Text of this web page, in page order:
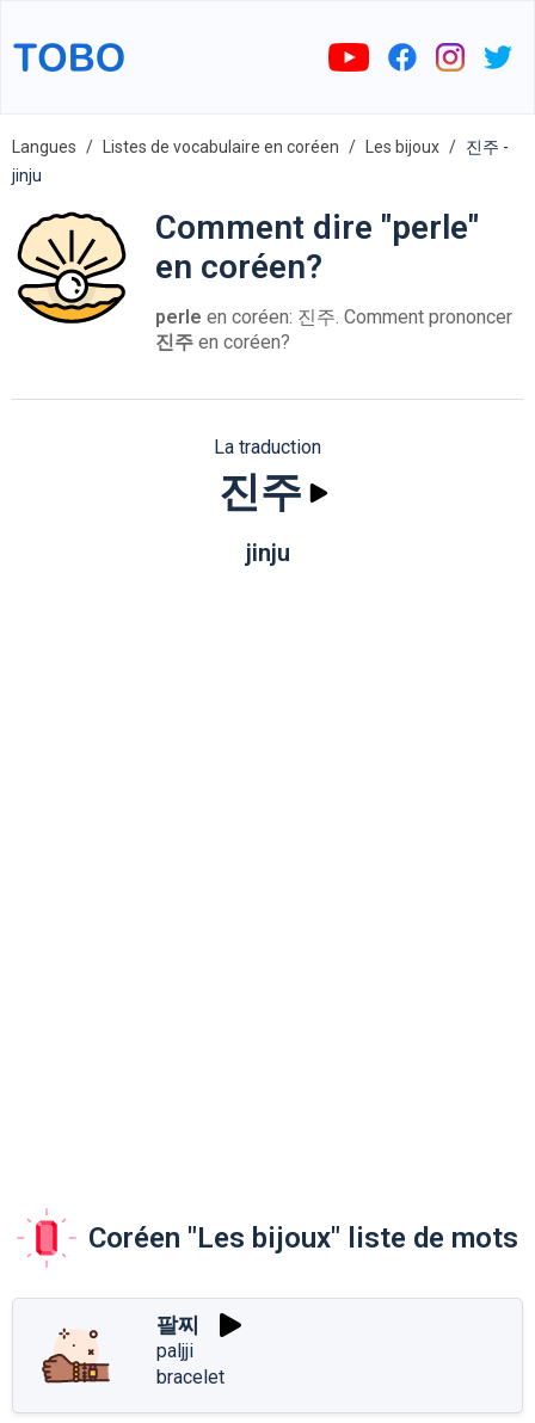
Langues Listes de vocabulaire en coréen Les bijoux
진주 -
jinju
Comment dire "perle"
en coréen?
perle en coréen: 진주. Comment prononcer
진주 en coréen?
La traduction
진주
jinju
Coréen "Les bijoux" liste de mots
팔찌
paljji
bracelet